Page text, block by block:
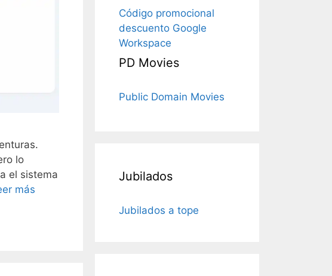
lo
el sistema
más
Código promocional
descuento Google
Workspace
PD Movies
Public Domain Movies
Jubilados
Jubilados a tope